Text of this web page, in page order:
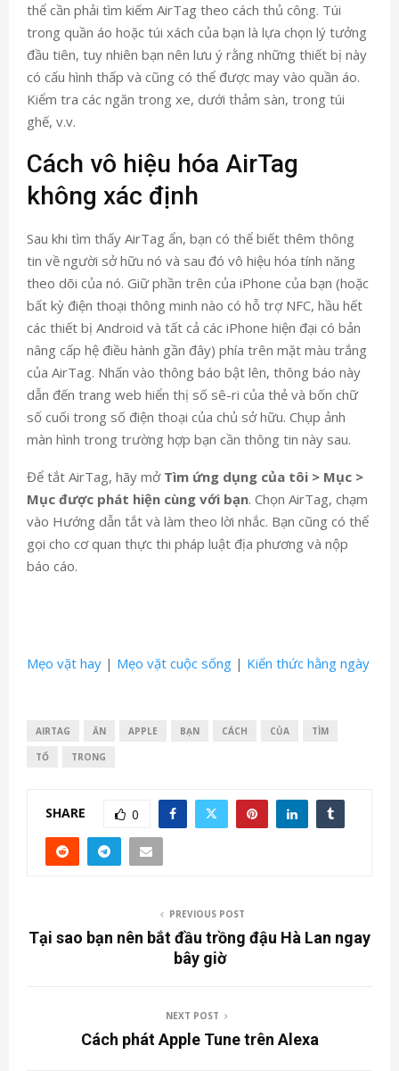
thể cần phải tìm kiếm AirTag theo cách thủ công. Túi
trong quần áo hoặc túi xách của bạn là lựa chọn lý tưởng
đầu tiên, tuy nhiên bạn nên lưu ý rằng những thiết bị này
có cấu hình thấp và cũng có thể được may vào quần áo.
Kiểm tra các ngăn trong xe, dưới thảm sàn, trong túi
ghế, v.v.
Cách vô hiệu hóa AirTag
không xác định
Sau khi tìm thấy AirTag ẩn, bạn có thể biết thêm thông
tin về người sở hữu nó và sau đó vô hiệu hóa tính năng
theo dõi của nó. Giữ phần trên của iPhone của bạn (hoặc
bất kỳ điện thoại thông minh nào có hỗ trợ NFC, hầu hết
các thiết bị Android và tất cả các iPhone hiện đại có bản
nâng cấp hệ điều hành gần đây) phía trên mặt màu trắng
của AirTag. Nhấn vào thông báo bật lên, thông báo này
dẫn đến trang web hiển thị số sê-ri của thẻ và bốn chữ
số cuối trong số điện thoại của chủ sở hữu. Chụp ảnh
màn hình trong trường hợp bạn cần thông tin này sau.
Để tắt AirTag, hãy mở Tìm ứng dụng của tôi > Mục >
Mục được phát hiện cùng với bạn. Chọn AirTag, chạm
vào Hướng dẫn tắt và làm theo lời nhắc. Bạn cũng có thể
gọi cho cơ quan thực thi pháp luật địa phương và nộp
báo cáo.
Mẹo vặt hay | Mẹo vặt cuộc sống | Kiến thức hằng ngày
AIRTAG ĂN APPLE BẠN CÁCH CỦA TÌM
TỔ TRONG
SHARE 0
PREVIOUS POST
Tại sao bạn nên bắt đầu trồng đậu Hà Lan ngay
bây giờ
NEXT POST
Cách phát Apple Tune trên Alexa